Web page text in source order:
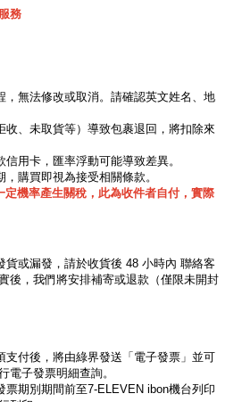
務
，無法修改或取消。請確認英文姓名、地
收、未取貨等）導致包裹退回，將扣除來
用卡，匯率浮動可能導致差異。
購買即視為接受相關條款。
機率產生關稅，此為收件者自付，實際
貨或漏發，請於收貨後 48 小時內 聯絡客
後，我們將安排補寄或退款（僅限未開封
支付後，將由綠界發送「電子發票」並可
電子發票明細查詢。
票期別期間前至7-ELEVEN ibon機台列印